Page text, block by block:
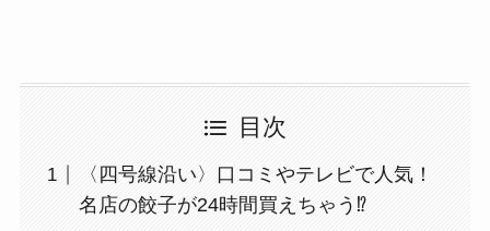
目次
〈四号線沿い〉口コミやテレビで人気！
名店の餃子が24時間買えちゃう⁉